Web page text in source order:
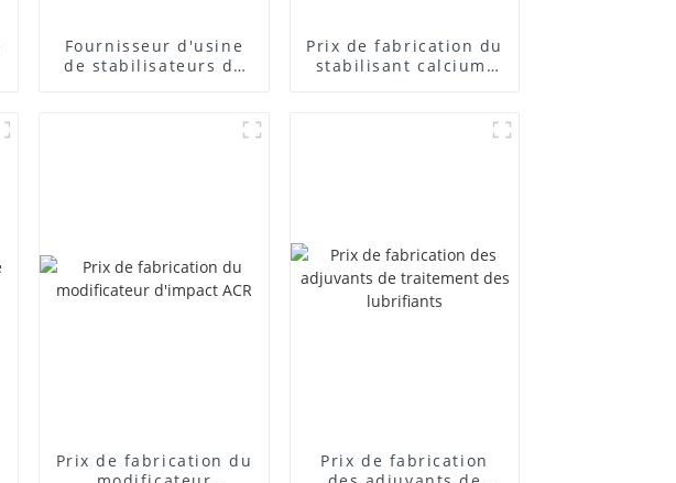
Fournisseur d'usine
de stabilisateurs de
Prix ​​de fabrication du
stabilisant calcium-
Prix ​​de fabrication du
Prix ​​de fabrication